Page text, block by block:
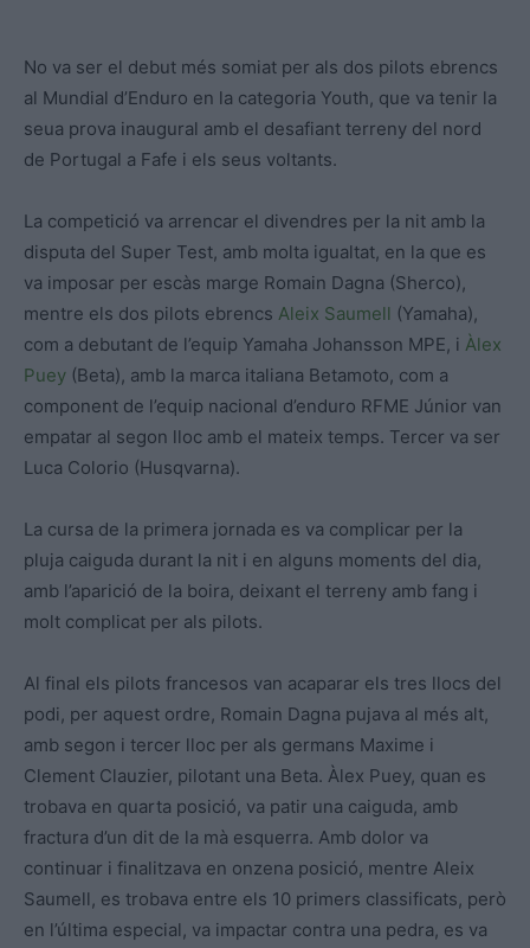
No va ser el debut més somiat per als dos pilots ebrencs
al Mundial d’Enduro en la categoria Youth, que va tenir la
seua prova inaugural amb el desafiant terreny del nord
de Portugal a Fafe i els seus voltants.
La competició va arrencar el divendres per la nit amb la
disputa del Super Test, amb molta igualtat, en la que es
va imposar per escàs marge Romain Dagna (Sherco),
mentre els dos pilots ebrencs Aleix Saumell (Yamaha),
com a debutant de l’equip Yamaha Johansson MPE, i Àlex
Puey (Beta), amb la marca italiana Betamoto, com a
component de l’equip nacional d’enduro RFME Júnior van
empatar al segon lloc amb el mateix temps. Tercer va ser
Luca Colorio (Husqvarna).
La cursa de la primera jornada es va complicar per la
pluja caiguda durant la nit i en alguns moments del dia,
amb l’aparició de la boira, deixant el terreny amb fang i
molt complicat per als pilots.
Al final els pilots francesos van acaparar els tres llocs del
podi, per aquest ordre, Romain Dagna pujava al més alt,
amb segon i tercer lloc per als germans Maxime i
Clement Clauzier, pilotant una Beta. Àlex Puey, quan es
trobava en quarta posició, va patir una caiguda, amb
fractura d’un dit de la mà esquerra. Amb dolor va
continuar i finalitzava en onzena posició, mentre Aleix
Saumell, es trobava entre els 10 primers classificats, però
en l’última especial, va impactar contra una pedra, es va